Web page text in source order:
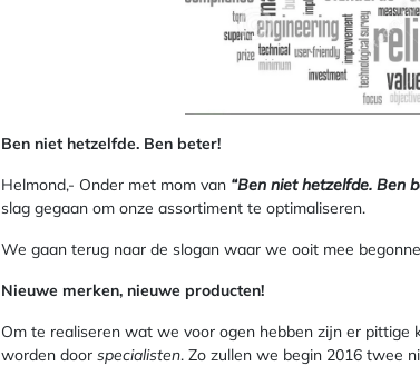
Ben niet hetzelfde. Ben beter!
Helmond,- Onder met mom van “Ben niet hetzelfde. Ben
slag gegaan om onze assortiment te optimaliseren.
We gaan terug naar de slogan waar we ooit mee
Nieuwe merken, nieuwe producten!
Om te realiseren wat we voor ogen hebben zijn er
worden door specialisten. Zo zullen we begin 2016 twee